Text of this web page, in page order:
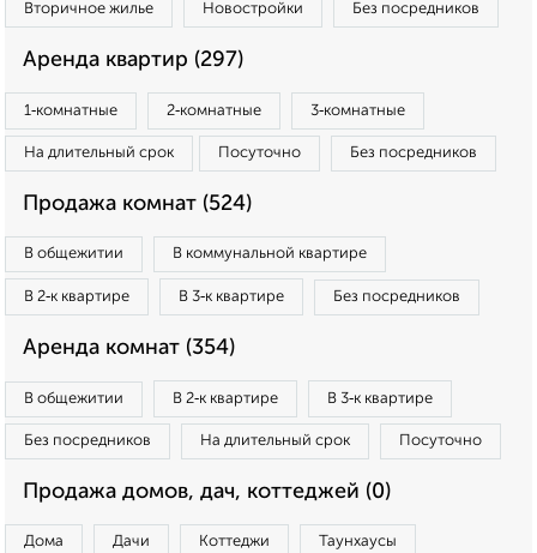
Вторичное жилье Новостройки Без посредников
Аренда квартир (297)
1‑комнатные 2‑комнатные 3‑комнатные
На длительный срок Посуточно Без посредников
Продажа комнат (524)
В общежитии В коммунальной квартире
В 2‑к квартире В 3‑к квартире Без посредников
Аренда комнат (354)
В общежитии В 2‑к квартире В 3‑к квартире
Без посредников На длительный срок Посуточно
Продажа домов, дач, коттеджей (0)
Дома Дачи Коттеджи Таунхаусы